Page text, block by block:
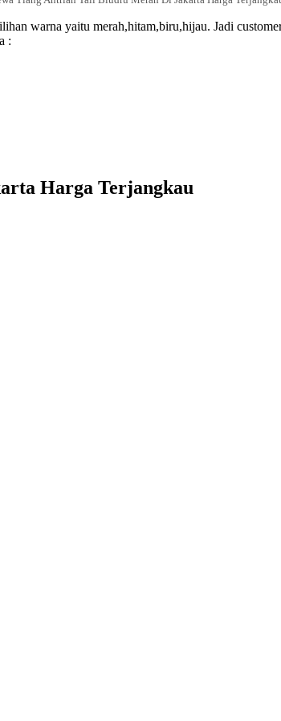
warna yaitu merah,hitam,biru,hijau. Jadi
:
Harga Terjangkau